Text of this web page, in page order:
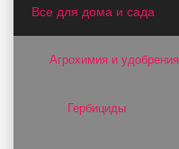
Все для дома и сада
Агрохимия и удобрения
Гербициды